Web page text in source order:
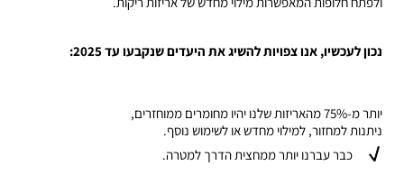
נכון לעכשיו, אנו צפויות להשיג את היעדים שנקבעו עד 2025:
יותר מ-75% מהאריזות שלנו יהיו מחומרים ממוחזרים,
ניתנות למחזור, למילוי מחדש או לשימוש נוסף.
כבר עברנו יותר ממחצית הדרך למטרה.